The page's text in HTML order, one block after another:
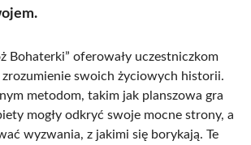
Bohaterki” oferowały uczestniczkom
zrozumienie swoich życiowych historii.
metodom, takim jak planszowa gra
mogły odkryć swoje mocne strony, a
wyzwania, z jakimi się borykają. Te